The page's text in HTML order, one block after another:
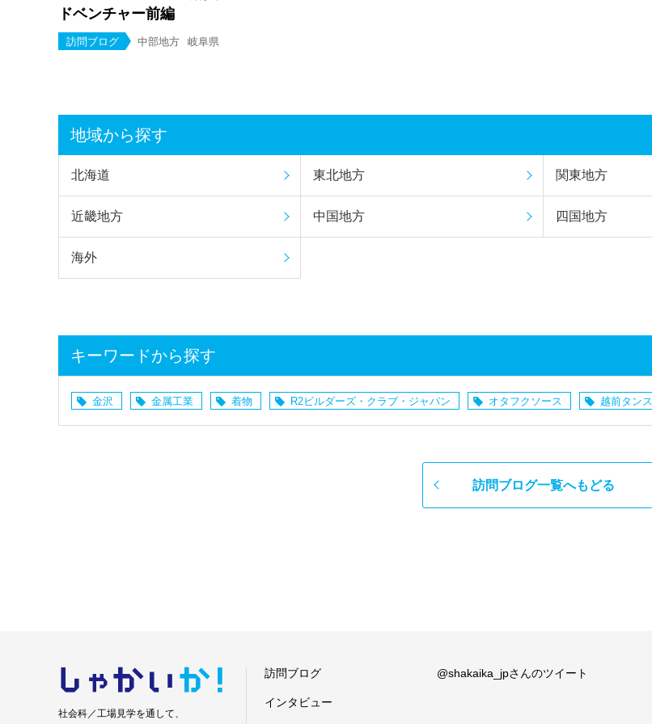
ドベンチャー前編
訪問ブログ 中部地方 岐阜県
地域から探す
北海道 東北地方 関東地方
近畿地方 中国地方 四国地方
海外
キーワードから探す
金沢 金属工業 着物 R2ビルダーズ・クラブ・ジャパン オタフクソース 越前タンス
訪問ブログ一覧へもどる
しゃかい か！
社会科／工場見学を通して、
訪問ブログ
インタビュー
@shakaika_jpさんのツイート